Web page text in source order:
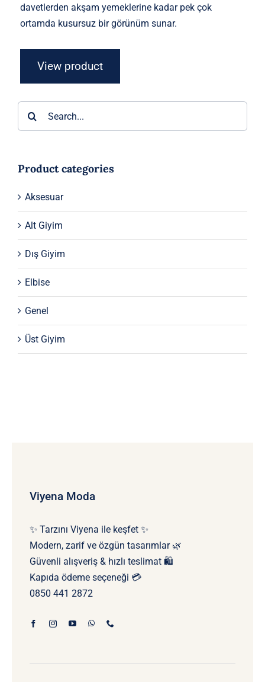
davetlerden akşam yemeklerine kadar pek çok
ortamda kusursuz bir görünüm sunar.
View product
Product categories
Aksesuar
Alt Giyim
Dış Giyim
Elbise
Genel
Üst Giyim
Viyena Moda
✨ Tarzını Viyena ile keşfet ✨
Modern, zarif ve özgün tasarımlar 🌿
Güvenli alışveriş & hızlı teslimat 🛍️
Kapıda ödeme seçeneği 💳
0850 441 2872